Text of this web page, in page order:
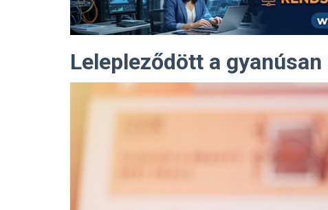
Lelepleződött a